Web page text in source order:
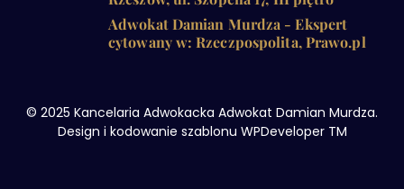
Adwokat Damian Murdza - Ekspert
cytowany w: Rzeczpospolita, Prawo.pl
© 2025 Kancelaria Adwokacka Adwokat Damian Murdza.
Design i kodowanie szablonu WPDeveloper TM